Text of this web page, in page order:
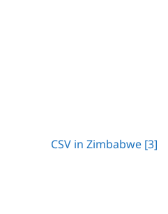
CSV in Zimbabwe [3]